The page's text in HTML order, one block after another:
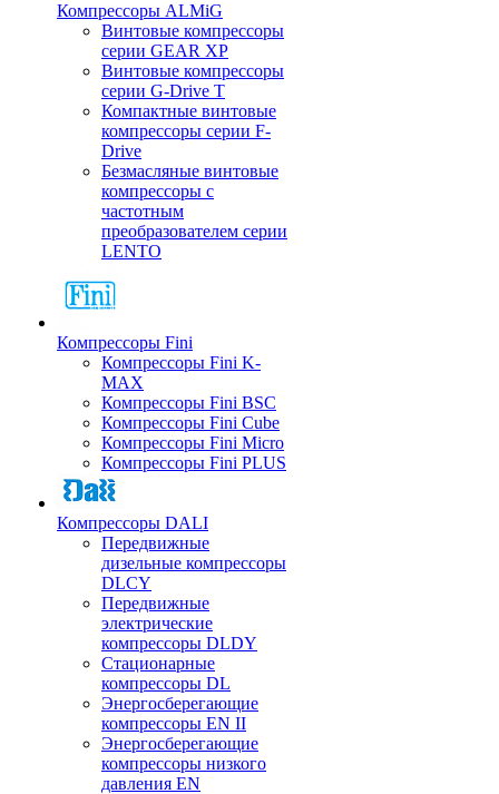
Компрессоры ALMiG
Винтовые компрессоры
серии GEAR XP
Винтовые компрессоры
серии G-Drive T
Компактные винтовые
компрессоры серии F-
Drive
Безмасляные винтовые
компрессоры с
частотным
преобразователем серии
LENTO
Компрессоры Fini
Компрессоры Fini K-
MAX
Компрессоры Fini BSC
Компрессоры Fini Cube
Компрессоры Fini Micro
Компрессоры Fini PLUS
Компрессоры DALI
Передвижные
дизельные компрессоры
DLCY
Передвижные
электрические
компрессоры DLDY
Стационарные
компрессоры DL
Энергосберегающие
компрессоры EN II
Энергосберегающие
компрессоры низкого
давления EN